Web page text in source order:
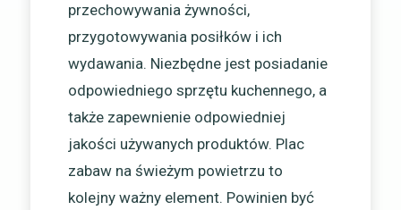
przechowywania żywności,
przygotowywania posiłków i ich
wydawania. Niezbędne jest posiadanie
odpowiedniego sprzętu kuchennego, a
także zapewnienie odpowiedniej
jakości używanych produktów. Plac
zabaw na świeżym powietrzu to
kolejny ważny element. Powinien być